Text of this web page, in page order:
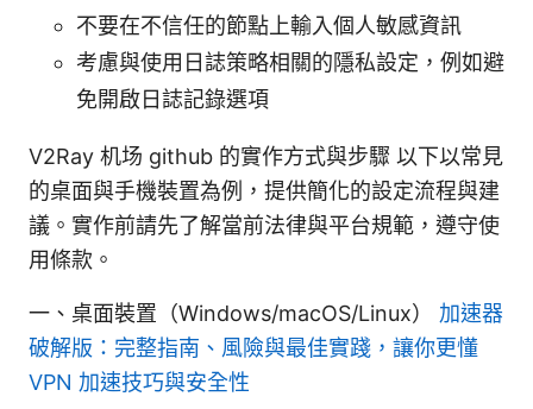
不要在不信任的節點上輸入個人敏感資訊
考慮與使用日誌策略相關的隱私設定，例如避
免開啟日誌記錄選項
V2Ray 机场 github 的實作方式與步驟 以下以常見
的桌面與手機裝置為例，提供簡化的設定流程與建
議。實作前請先了解當前法律與平台規範，遵守使
用條款。
一、桌面裝置（Windows/macOS/Linux） 加速器
破解版：完整指南、風險與最佳實踐，讓你更懂
VPN 加速技巧與安全性